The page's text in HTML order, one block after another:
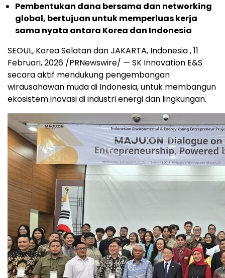
Pembentukan dana bersama dan networking
global, bertujuan untuk memperluas kerja
sama nyata antara Korea dan Indonesia
SEOUL, Korea Selatan dan JAKARTA, Indonesia,11
Februari, 2026 /PRNewswire/ — SK Innovation E&S
secara aktif mendukung pengembangan
wirausahawan muda di Indonesia, untuk membangun
ekosistem inovasi di industri energi dan lingkungan.